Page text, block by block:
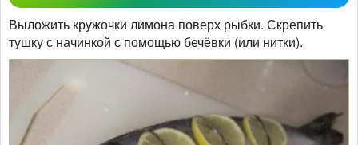
Выложить кружочки лимона поверх рыбки. Скрепить
тушку с начинкой с помощью бечёвки (или нитки).